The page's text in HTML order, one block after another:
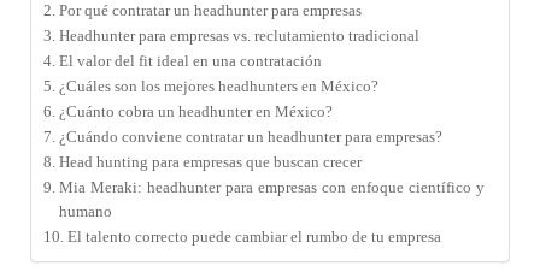
Por qué contratar un headhunter para empresas
Headhunter para empresas vs. reclutamiento tradicional
El valor del fit ideal en una contratación
¿Cuáles son los mejores headhunters en México?
¿Cuánto cobra un headhunter en México?
¿Cuándo conviene contratar un headhunter para empresas?
Head hunting para empresas que buscan crecer
Mia Meraki: headhunter para empresas con enfoque científico y
humano
El talento correcto puede cambiar el rumbo de tu empresa